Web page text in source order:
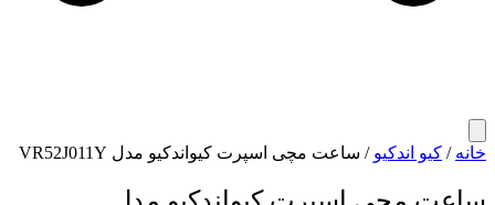
خانه / کیو اندکیو / ساعت مچی اسپرت کیواندکیو مدل VR52J011Y